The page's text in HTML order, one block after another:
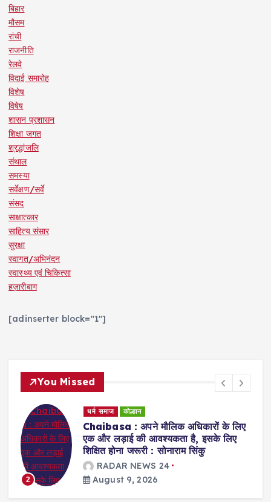
बिहार
मौसम
रांची
राजनीति
रेलवे
विदाई समारोह
विशेष
विषेष
शासन प्रशासन
शिक्षा जगत
श्रद्धांजलि
संथाल
समस्या
सर्वेक्षण/सर्वे
संसद
साक्षात्कार
साहित्य संसार
सुरक्षा
स्वागत/अभिनंदन
स्वास्थ्य एवं चिकित्सा
हज़ारीबाग
[adinserter block="1"]
You Missed
3
धर्म समाज कोल्हान
Jamshedpur : विश्व आदिवासी दिवस पर
गोपाल मैदान में जुटे हजारों लोग, संस्कृति और
अधिकारों की रक्षा की उठी आवाज
RADAR NEWS 24
August 9, 2026